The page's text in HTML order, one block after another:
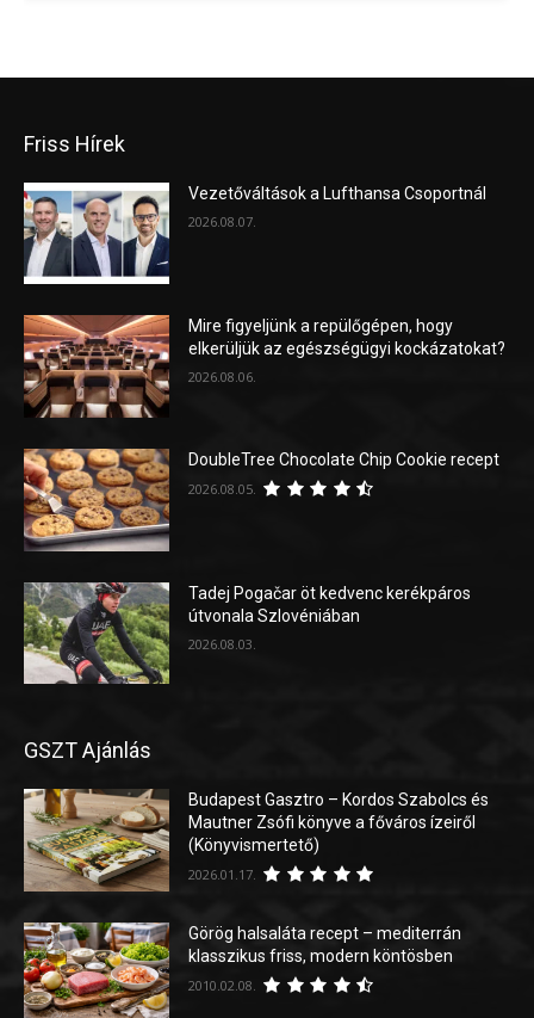
Friss Hírek
Vezetőváltások a Lufthansa Csoportnál
2026.08.07.
Mire figyeljünk a repülőgépen, hogy
elkerüljük az egészségügyi kockázatokat?
2026.08.06.
DoubleTree Chocolate Chip Cookie recept
2026.08.05.
Tadej Pogačar öt kedvenc kerékpáros
útvonala Szlovéniában
2026.08.03.
GSZT Ajánlás
Budapest Gasztro – Kordos Szabolcs és
Mautner Zsófi könyve a főváros ízeiről
(Könyvismertető)
2026.01.17.
Görög halsaláta recept – mediterrán
klasszikus friss, modern köntösben
2010.02.08.